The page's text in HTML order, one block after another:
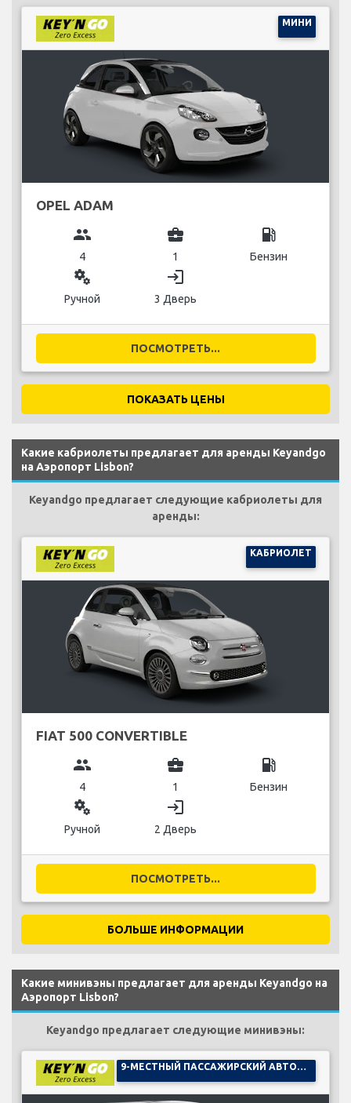
МИНИ
OPEL ADAM
group
4
business_center
1
local_gas_station
Бензин
miscellaneous_services
Ручной
login
3 Дверь
ПОСМОТРЕТЬ...
ПОКАЗАТЬ ЦЕНЫ
Какие кабриолеты предлагает для аренды Keyandgo
на Аэропорт Lisbon?
Keyandgo предлагает следующие кабриолеты для
аренды:
КАБРИОЛЕТ
FIAT 500 CONVERTIBLE
group
4
business_center
1
local_gas_station
Бензин
miscellaneous_services
Ручной
login
2 Дверь
ПОСМОТРЕТЬ...
БОЛЬШЕ ИНФОРМАЦИИ
Какие минивэны предлагает для аренды Keyandgo на
Аэропорт Lisbon?
Keyandgo предлагает следующие минивэны: